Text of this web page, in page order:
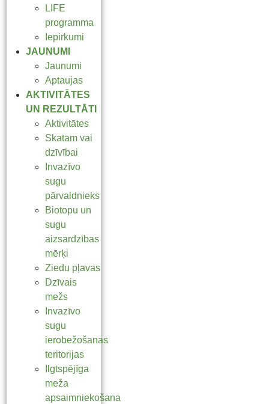
LIFE
programma
Iepirkumi
JAUNUMI
Jaunumi
Aptaujas
AKTIVITĀTES
UN REZULTĀTI
Aktivitātes
Skatam vai
dzīvībai
Invazīvo
sugu
pārvaldnieks
Biotopu un
sugu
aizsardzības
mērķi
Ziedu pļavas
Dzīvais
mežs
Invazīvo
sugu
ierobežošanas
teritorijas
Ilgtspējīga
meža
apsaimniekošana